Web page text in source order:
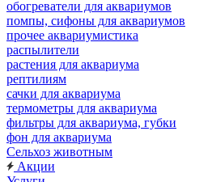
обогреватели для аквариумов
помпы, сифоны для аквариумов
прочее аквариумистика
распылители
растения для аквариума
рептилиям
сачки для аквариума
термометры для аквариума
фильтры для аквариума, губки
фон для аквариума
Сельхоз животным
Акции